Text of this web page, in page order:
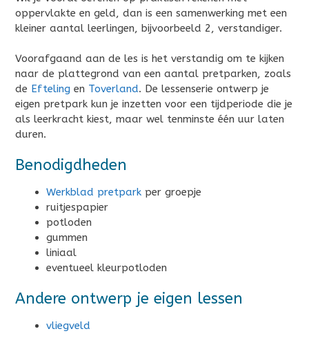
oppervlakte en geld, dan is een samenwerking met een
kleiner aantal leerlingen, bijvoorbeeld 2, verstandiger.
Voorafgaand aan de les is het verstandig om te kijken
naar de plattegrond van een aantal pretparken, zoals
de Efteling en Toverland. De lessenserie ontwerp je
eigen pretpark kun je inzetten voor een tijdperiode die je
als leerkracht kiest, maar wel tenminste één uur laten
duren.
Benodigdheden
Werkblad pretpark per groepje
ruitjespapier
potloden
gummen
liniaal
eventueel kleurpotloden
Andere ontwerp je eigen lessen
vliegveld